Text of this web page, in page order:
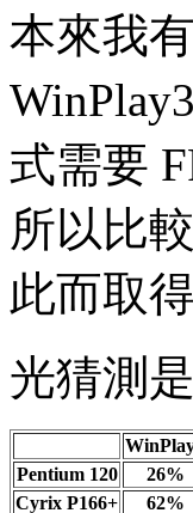
本來我
式需要
所以比
此而取
光猜測
Pentium 120
26%
Cyrix P166+
62%